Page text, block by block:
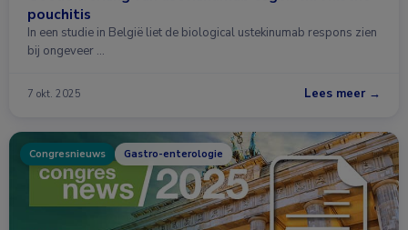
pouchitis
In een studie in België liet de biological ustekinumab respons zien
bij ongeveer …
7 okt. 2025 Lees meer →
Congresnieuws Gastro-enterologie